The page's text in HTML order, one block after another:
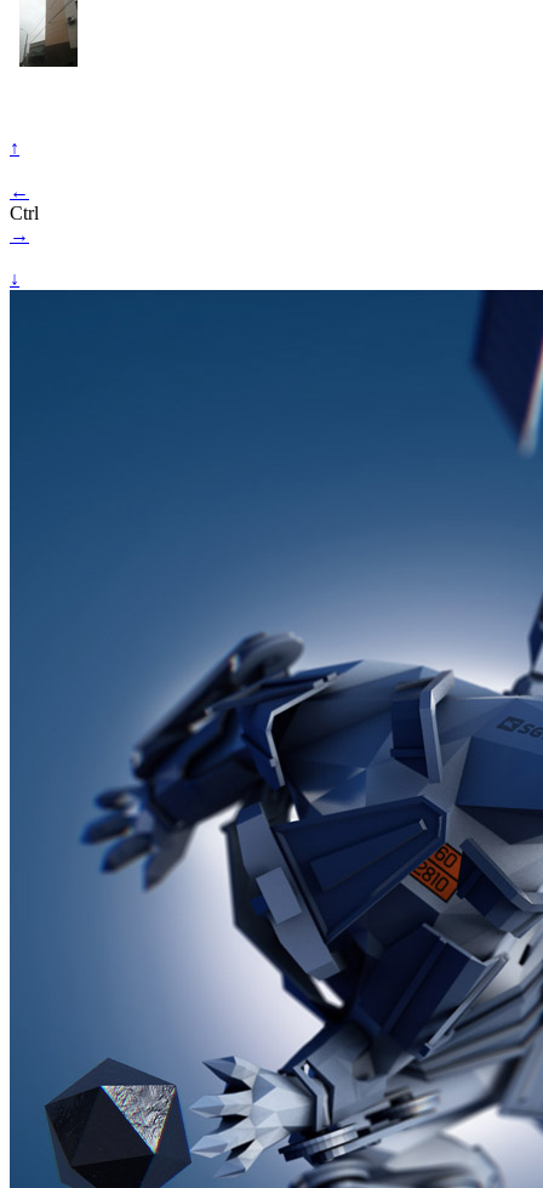
↑
←
Ctrl
→
↓